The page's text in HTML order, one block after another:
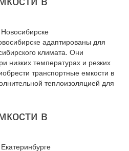
адаптированы для
климата. Они
низких температурах и резких
транспортные емкости в
теплоизоляцией для
в